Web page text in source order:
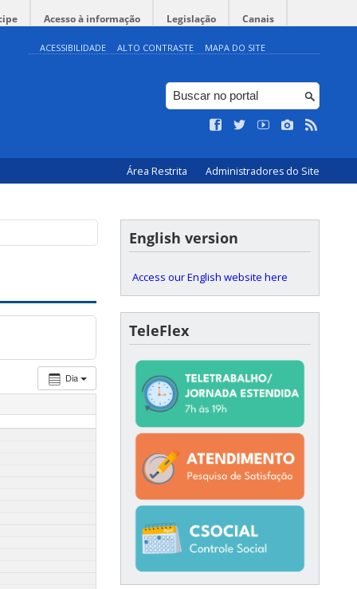
Acesso à informação Legislação Canais
ACESSIBILIDADE ALTO CONTRASTE MAPA DO SITE
Área Restrita Administradores do Site
Dia
English version
Access our English website here
TeleFlex